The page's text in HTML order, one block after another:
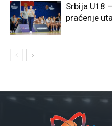
Srbija U18
praćenje